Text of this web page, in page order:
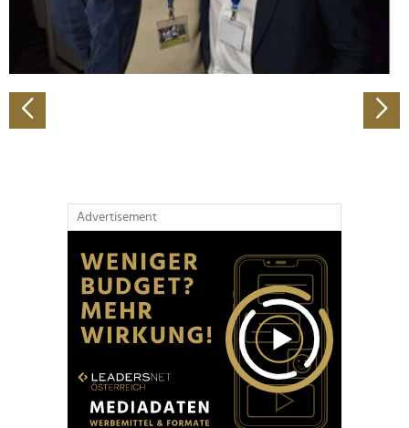
personalisieren, Funktionen für soziale Medien anbieten
zu können und die Zugriffe auf unsere Website zu
analysieren. Außerdem geben wir Informationen zu Ihrer
Verwendung unserer Website an unsere Partner für
soziale Medien, Werbung und Analysen weiter. Unsere
Partner führen diese Informationen möglicherweise mit
Advertisement